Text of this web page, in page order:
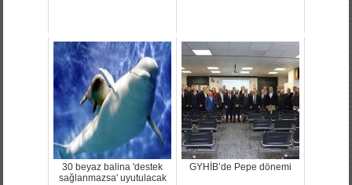
30 beyaz balina 'destek
sağlanmazsa' uyutulacak
GYHİB’de Pepe dönemi